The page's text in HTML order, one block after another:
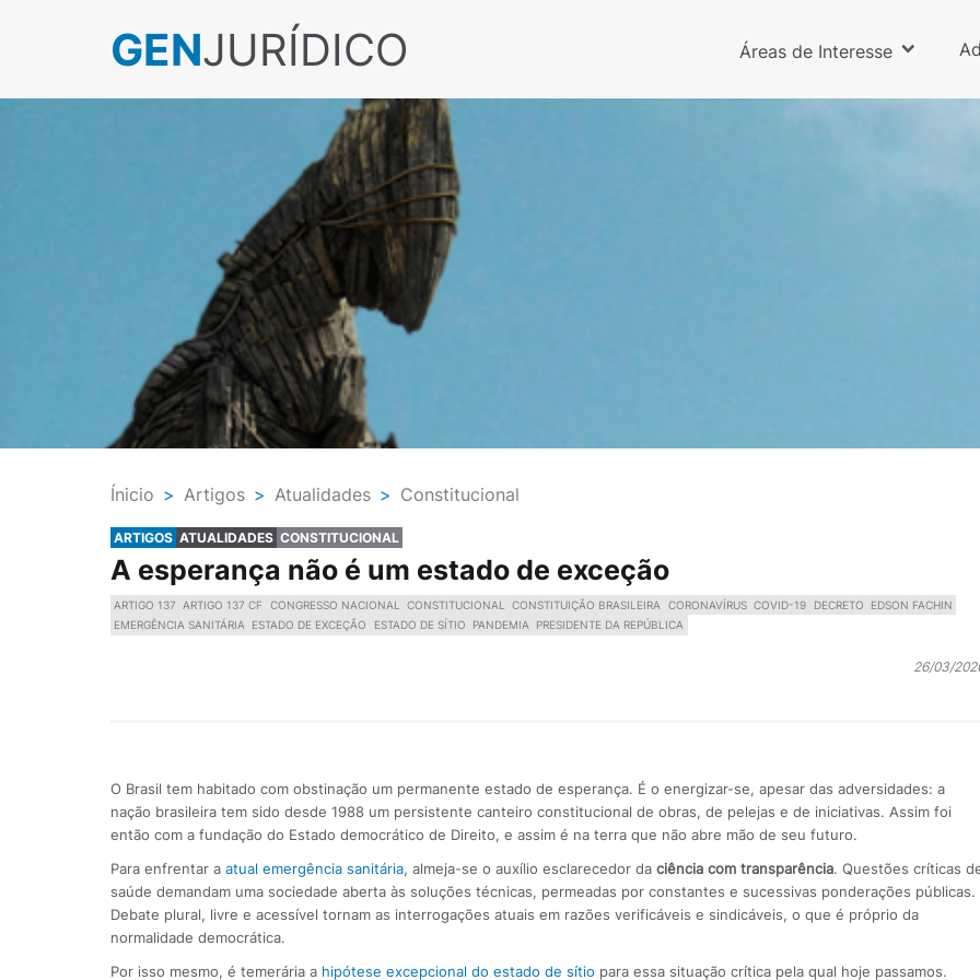
GENJURÍDICO Áreas de Interesse
Ínicio > Artigos > Atualidades > Constitucional
ARTIGOS ATUALIDADES CONSTITUCIONAL
A esperança não é um estado de exceção
ARTIGO 137 ARTIGO 137 CF CONGRESSO NACIONAL CONSTITUCIONAL CONSTITUIÇÃO BRASILEIRA CORONAVÍRUS COVID-19 DECRETO
EDSON FACHIN
EMERGÊNCIA SANITÁRIA
ESTADO DE EXCEÇÃO ESTADO DE SÍTIO PANDEMIA PRESIDENTE DA REPÚBLICA
26/03/
O Brasil tem habitado com obstinação um permanente estado de esperança. É o energizar-se, apesar das adversidades: a
nação brasileira tem sido desde 1988 um persistente canteiro constitucional de obras, de pelejas e de iniciativas. Assim foi
então com a fundação do Estado democrático de Direito, e assim é na terra que não abre mão de seu futuro.
Para enfrentar a atual emergência sanitária, almeja-se o auxílio esclarecedor da ciência com transparência. Questões críticas
saúde demandam uma sociedade aberta às soluções técnicas, permeadas por constantes e sucessivas ponderações públicas.
Debate plural, livre e acessível tornam as interrogações atuais em razões verificáveis e sindicáveis, o que é próprio da
normalidade democrática.
Por isso mesmo, é temerária a hipótese excepcional do estado de sítio para essa situação crítica pela qual hoje passamos.